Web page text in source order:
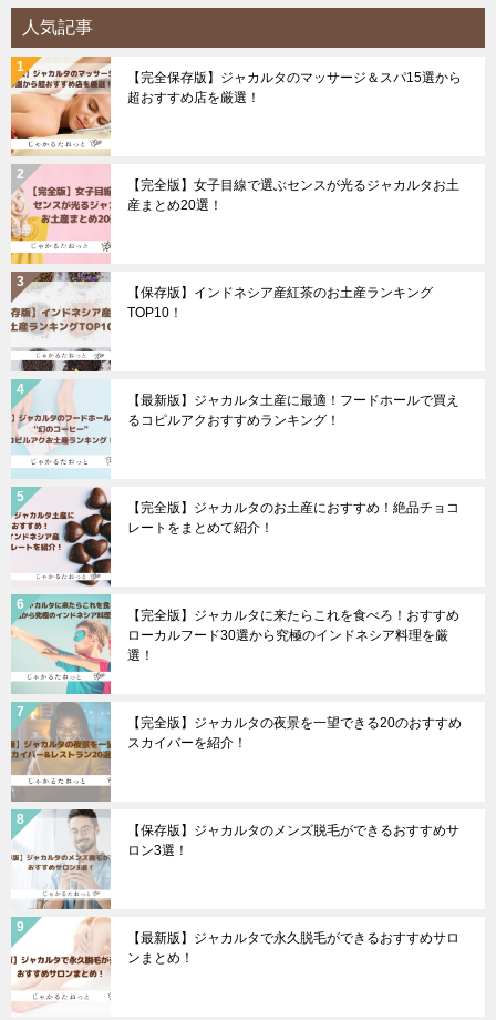
人気記事
【完全保存版】ジャカルタのマッサージ＆スパ15選から
超おすすめ店を厳選！
【完全版】女子目線で選ぶセンスが光るジャカルタお土
産まとめ20選！
【保存版】インドネシア産紅茶のお土産ランキング
TOP10！
【最新版】ジャカルタ土産に最適！フードホールで買え
るコピルアクおすすめランキング！
【完全版】ジャカルタのお土産におすすめ！絶品チョコ
レートをまとめて紹介！
【完全版】ジャカルタに来たらこれを食べろ！おすすめ
ローカルフード30選から究極のインドネシア料理を厳
選！
【完全版】ジャカルタの夜景を一望できる20のおすすめ
スカイバーを紹介！
【保存版】ジャカルタのメンズ脱毛ができるおすすめサ
ロン3選！
【最新版】ジャカルタで永久脱毛ができるおすすめサロ
ンまとめ！